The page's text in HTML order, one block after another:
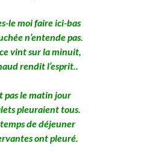
le moi faire ici-bas
n’entende pas.
vint sur la minuit,
rendit l’esprit..
pas le matin jour
pleuraient tous.
de déjeuner
ont pleuré.